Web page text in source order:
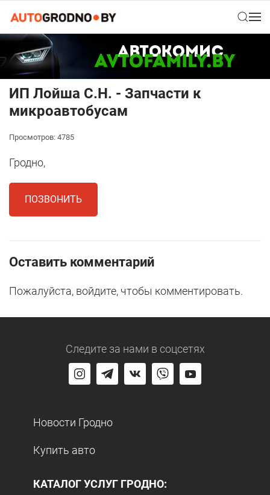
ИП Лойша С.Н. - Запчасти к
микроавтобусам
Просмотров: 4785
Гродно,
ПОЗВОНИТЬ
Оставить комментарий
Пожалуйста, войдите, чтобы комментировать.
Следите за нами в соцсетях
Новости Гродно
Купить авто
КАТАЛОГ УСЛУГ ГРОДНО: